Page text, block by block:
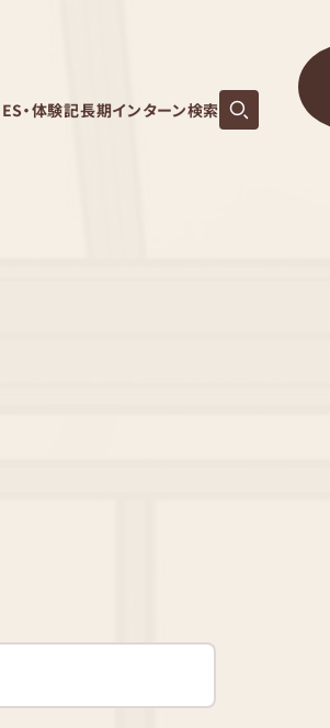
ES・体験記長期インターン検索